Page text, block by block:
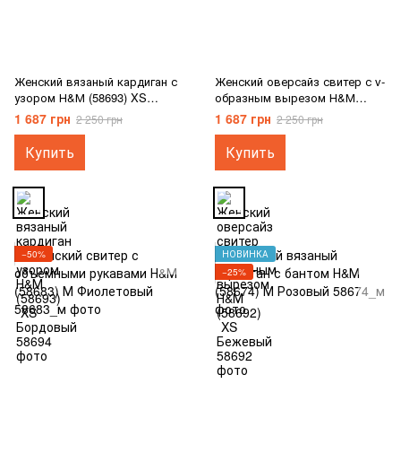
Женский вязаный кардиган с
узором Н&М (58693) XS
Бордовый
1 687 грн 2 250 грн
Купить
Женский оверсайз свитер с v-
образным вырезом Н&М
(58692) S Бежевый
1 687 грн 2 250 грн
Купить
−50%
НОВИНКА
−25%